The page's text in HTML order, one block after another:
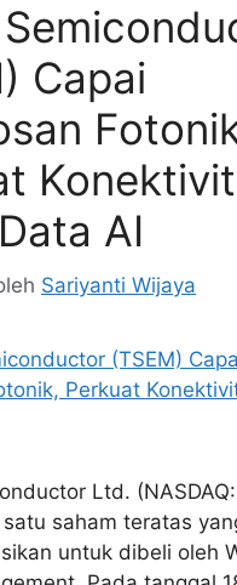
Capai
AI
Sariyanti Wijaya
Ltd.
saham teratas
untuk dibeli oleh